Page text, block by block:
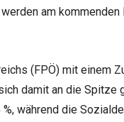
am kommenden
(FPÖ) mit einem
damit an die Spitze
während die